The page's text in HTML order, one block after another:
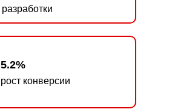
разработки
5.2%
рост конверсии